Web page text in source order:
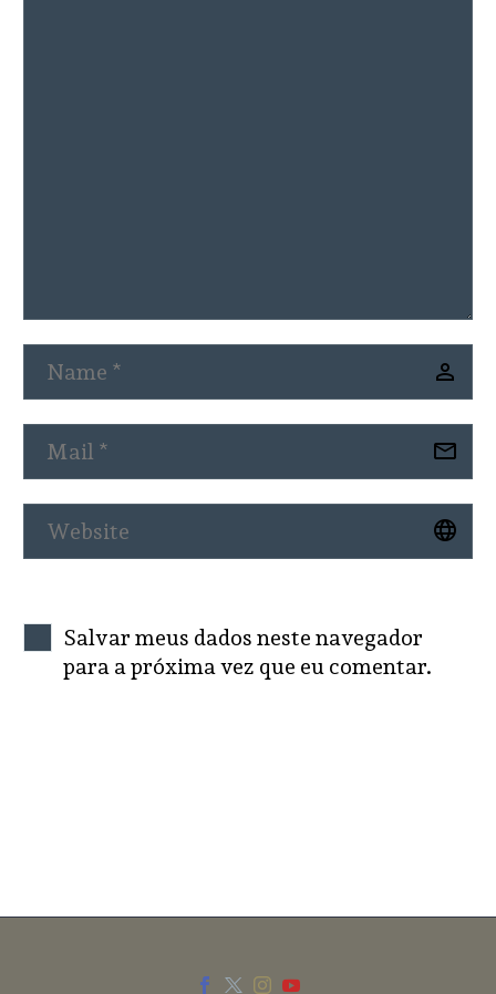
Salvar meus dados neste navegador
para a próxima vez que eu comentar.